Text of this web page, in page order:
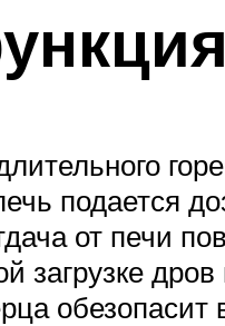
подается
от печи
загрузке